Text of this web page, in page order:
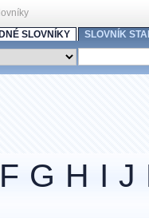
SLOVNÍKY
SLOVNÍK
F G H I J